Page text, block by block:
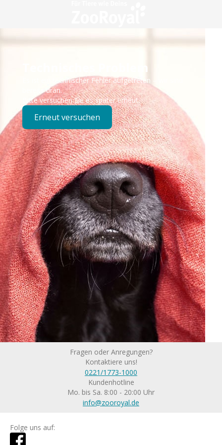
Technisches Problem
Es ist ein technischer Fehler aufgetreten – wir sind
bereits dran.
Bitte versuchen Sie es später erneut.
Erneut versuchen
Fragen oder Anregungen?
Kontaktiere uns!
0221/1773-1000
Kundenhotline
Mo. bis Sa. 8:00 - 20:00 Uhr
info@zooroyal.de
Folge uns auf: